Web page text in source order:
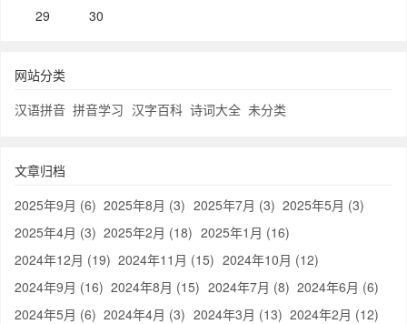
29
30
网站分类
汉语拼音 拼音学习 汉字百科 诗词大全 未分类
文章归档
2025年9月 (6) 2025年8月 (3) 2025年7月 (3) 2025年5月 (3)
2025年4月 (3) 2025年2月 (18) 2025年1月 (16)
2024年12月 (19) 2024年11月 (15) 2024年10月 (12)
2024年9月 (16) 2024年8月 (15) 2024年7月 (8) 2024年6月 (6)
2024年5月 (6) 2024年4月 (3) 2024年3月 (13) 2024年2月 (12)